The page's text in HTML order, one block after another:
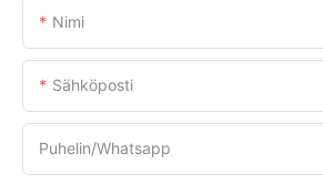
Nimi
Sähköposti
Puhelin/whatsapp